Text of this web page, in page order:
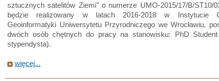
sztucznych satelitów Ziemi" o numerze UMO-2015/17/B/ST10/
będzie realizowany w latach 2016-2018 w Instytucie
Geoinformatyki Uniwersytetu Przyrodniczego we Wrocławiu,
dwóch osób chętnych do pracy na stanowisku: PhD Student
stypendysta).
więcej...